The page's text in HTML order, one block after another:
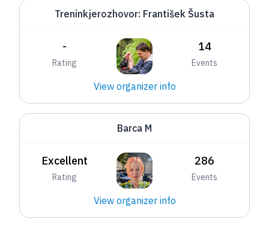
Treninkjerozhovor: František Šusta
-
Rating
14
Events
View organizer info
Barca M
Excellent
Rating
286
Events
View organizer info